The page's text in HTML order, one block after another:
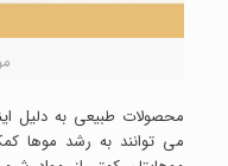
محصولات طبیعی به دلیل
می توانند به رشد موها